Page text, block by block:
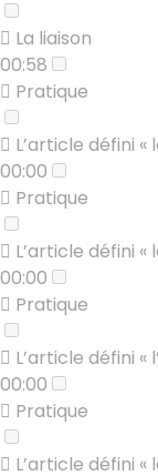
La liaison
00:58
Pratique
L’article défini «
00:00
Pratique
L’article défini «
00:00
Pratique
L’article défini «
00:00
Pratique
L’article défini «